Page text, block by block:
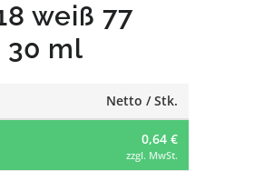
weiß 77
ml
Netto / Stk.
0,64 €
zzgl. MwSt.